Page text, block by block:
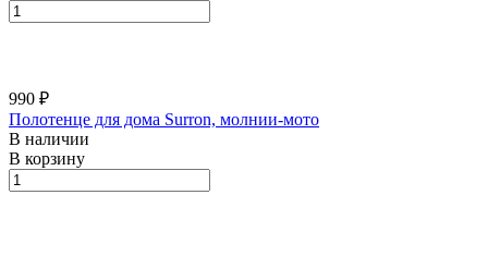
990 ₽
Полотенце для дома Surron, молнии-мото
В наличии
В корзину